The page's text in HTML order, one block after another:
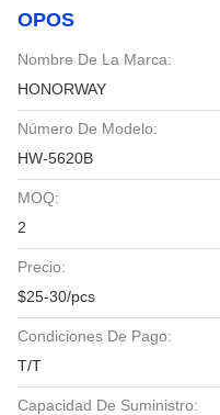
OPOS
Nombre De La Marca:
HONORWAY
Número De Modelo:
HW-5620B
MOQ:
2
Precio:
$25-30/pcs
Condiciones De Pago:
T/T
Capacidad De Suministro: